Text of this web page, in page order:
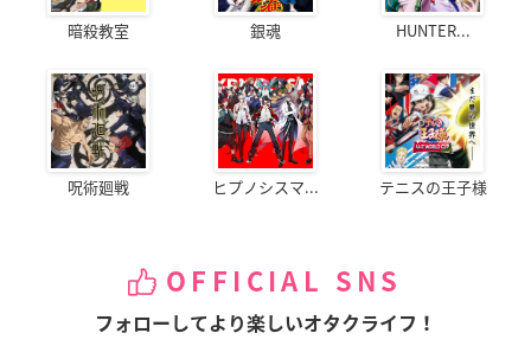
暗殺教室 銀魂 HUNTER...
呪術廻戦 ヒプノシスマ... テニスの王子様
OFFICIAL SNS
フォローしてより楽しいオタクライフ！